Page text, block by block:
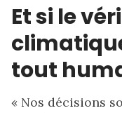
Et si le
tout
« Nos décisions